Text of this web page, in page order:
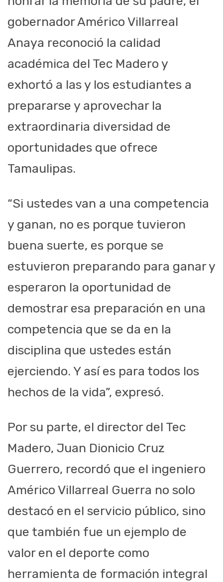
gobernador Américo Villarreal
Anaya reconoció la calidad
académica del Tec Madero y
exhortó a las y los estudiantes a
prepararse y aprovechar la
extraordinaria diversidad de
oportunidades que ofrece
Tamaulipas.
“Si ustedes van a una competencia
y ganan, no es porque tuvieron
buena suerte, es porque se
estuvieron preparando para ganar y
esperaron la oportunidad de
demostrar esa preparación en una
competencia que se da en la
disciplina que ustedes están
ejerciendo. Y así es para todos los
hechos de la vida”, expresó.
Por su parte, el director del Tec
Madero, Juan Dionicio Cruz
Guerrero, recordó que el ingeniero
Américo Villarreal Guerra no solo
destacó en el servicio público, sino
que también fue un ejemplo de
valor en el deporte como
herramienta de formación integral